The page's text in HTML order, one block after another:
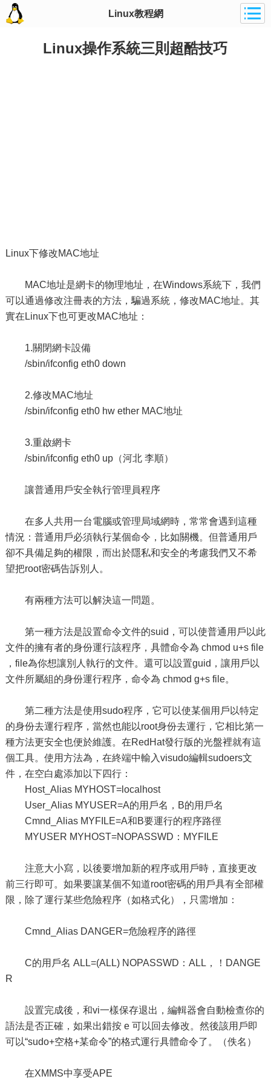
Linux教程網
Linux操作系統三則超酷技巧
Linux下修改MAC地址
MAC地址是網卡的物理地址，在Windows系統下，我們
可以通過修改注冊表的方法，騙過系統，修改MAC地址。其
實在Linux下也可更改MAC地址：
1.關閉網卡設備
/sbin/ifconfig eth0 down
2.修改MAC地址
/sbin/ifconfig eth0 hw ether MAC地址
3.重啟網卡
/sbin/ifconfig eth0 up（河北 李順）
讓普通用戶安全執行管理員程序考試用書
在多人共用一台電腦或管理局域網時，常常會遇到這種
情況：普通用戶必須執行某個命令，比如關機。但普通用戶
卻不具備足夠的權限，而出於隱私和安全的考慮我們又不希
望把root密碼告訴別人。
有兩種方法可以解決這一問題。
第一種方法是設置命令文件的suid，可以使普通用戶以此
文件的擁有者的身份運行該程序，具體命令為 chmod u+s file
，file為你想讓別人執行的文件。還可以設置guid，讓用戶以
文件所屬組的身份運行程序，命令為 chmod g+s file。
第二種方法是使用sudo程序，它可以使某個用戶以特定
的身份去運行程序，當然也能以root身份去運行，它相比第一
種方法更安全也便於維護。在RedHat發行版的光盤裡就有這
個工具。使用方法為，在終端中輸入visudo編輯sudoers文
件，在空白處添加以下四行：
Host_Alias MYHOST=localhost
User_Alias MYUSER=A的用戶名，B的用戶名
Cmnd_Alias MYFILE=A和B要運行的程序路徑
MYUSER MYHOST=NOPASSWD：MYFILE
注意大小寫，以後要增加新的程序或用戶時，直接更改
前三行即可。如果要讓某個不知道root密碼的用戶具有全部權
限，除了運行某些危險程序（如格式化），只需增加：
Cmnd_Alias DANGER=危險程序的路徑
C的用戶名 ALL=(ALL) NOPASSWD：ALL，！DANGE
R
設置完成後，和vi一樣保存退出，編輯器會自動檢查你的
語法是否正確，如果出錯按 e 可以回去修改。然後該用戶即
可以“sudo+空格+某命令”的格式運行具體命令了。（佚名）
在XMMS中享受APE